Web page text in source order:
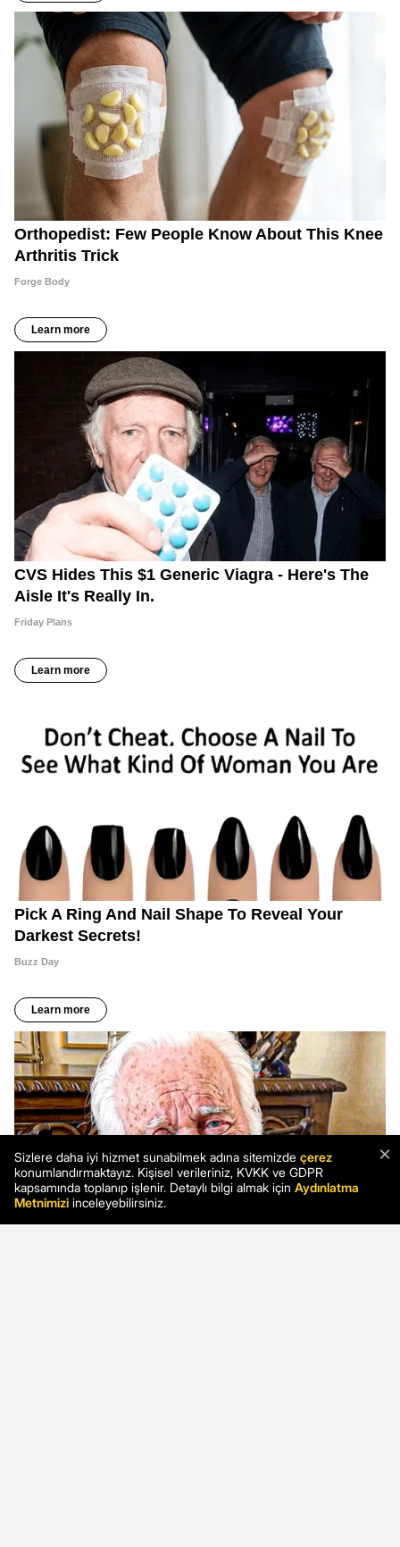
×
Sizlere daha iyi hizmet sunabilmek adına sitemizde çerez
konumlandırmaktayız. Kişisel verileriniz, KVKK ve GDPR
kapsamında toplanıp işlenir. Detaylı bilgi almak için Aydınlatma
Metnimizi inceleyebilirsiniz.